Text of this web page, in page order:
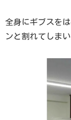
全身にギブスを
ンと割れてしま